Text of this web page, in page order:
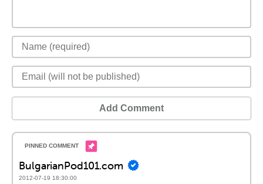
Add Comment
BulgarianPod101.com
2012-07-19 18:30:00